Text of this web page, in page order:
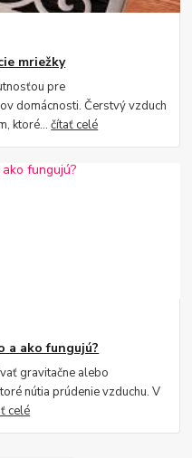
mriežky
pre
domácnosti. Čerstvý vzduch
ktoré...čítať celé
ako fungujú?
gravitačne alebo
nútia prúdenie vzduchu. V
celé